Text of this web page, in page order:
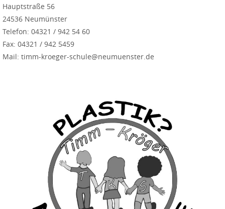
Hauptstraße 56
24536 Neumünster
Telefon: 04321 / 942 54 60
Fax: 04321 / 942 5459
Mail: timm-kroeger-schule@neumuenster.de